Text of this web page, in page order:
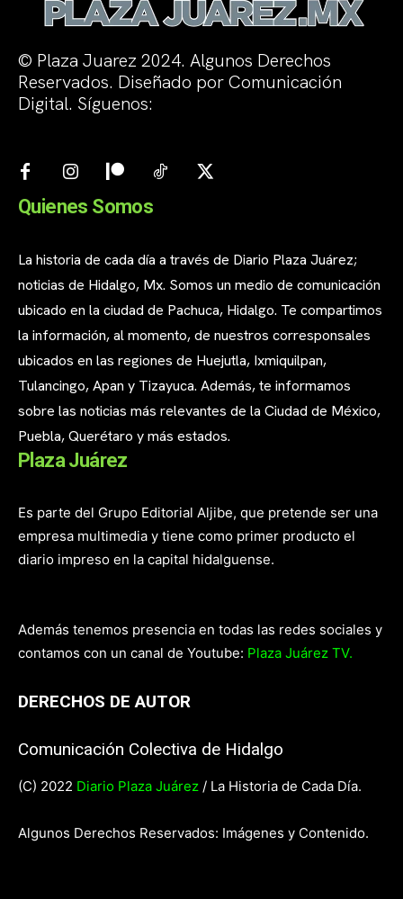
© Plaza Juarez 2024. Algunos Derechos
Reservados. Diseñado por Comunicación
Digital. Síguenos:
Quienes Somos
La historia de cada día a través de Diario Plaza Juárez;
noticias de Hidalgo, Mx. Somos un medio de comunicación
ubicado en la ciudad de Pachuca, Hidalgo. Te compartimos
la información, al momento, de nuestros corresponsales
ubicados en las regiones de Huejutla, Ixmiquilpan,
Tulancingo, Apan y Tizayuca. Además, te informamos
sobre las noticias más relevantes de la Ciudad de México,
Puebla, Querétaro y más estados.
Plaza Juárez
Es parte del Grupo Editorial Aljibe, que pretende ser una
empresa multimedia y tiene como primer producto el
diario impreso en la capital hidalguense.
Además tenemos presencia en todas las redes sociales y
contamos con un canal de Youtube: Plaza Juárez TV.
DERECHOS DE AUTOR
Comunicación Colectiva de Hidalgo
(C) 2022 Diario Plaza Juárez / La Historia de Cada Día.
Algunos Derechos Reservados: Imágenes y Contenido.